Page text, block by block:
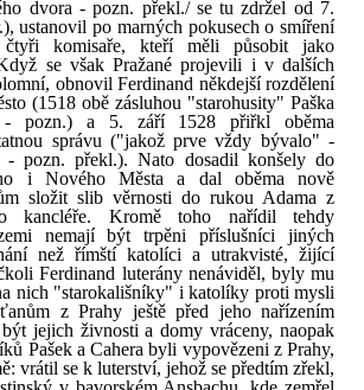
dvora - pozn. překl./ se tu zdržel od 7.
ustanovil po marných pokusech o smíření
čtyři komisaře, kteří měli působit jako
se však Pražané projevili i v dalších
obnovil Ferdinand někdejší rozdělení
(1518 obě zásluhou "starohusity" Paška
pozn.) a 5. září 1528 přiřkl oběma
správu ("jakož prve vždy bývalo" -
- pozn. překl.). Nato dosadil konšely do
i Nového Města a dal oběma nově
složit slib věrnosti do rukou Adama z
kancléře. Kromě toho nařídil tehdy
nemají být trpěni příslušníci jiných
než římští katolíci a utrakvisté, žijící
Ferdinand luterány nenáviděl, byly mu
nich "starokališníky" i katolíky proti mysli
z Prahy ještě před jeho nařízením
jejich živnosti a domy vráceny, naopak
Pašek a Cahera byli vypovězeni z Prahy,
vrátil se k luterství, jehož se předtím zřekl,